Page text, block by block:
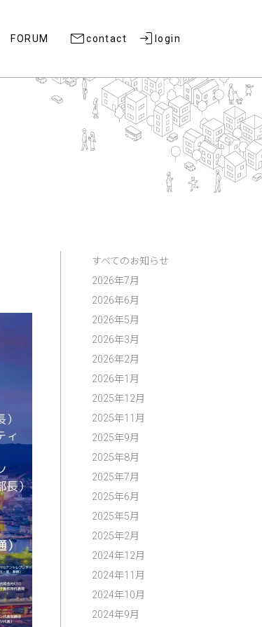
FORUM contact login
すべてのお知らせ
2026年7月
2026年6月
2026年5月
2026年3月
2026年2月
2026年1月
2025年12月
2025年11月
2025年9月
2025年8月
2025年7月
2025年6月
2025年5月
2025年2月
2024年12月
2024年11月
2024年10月
2024年9月